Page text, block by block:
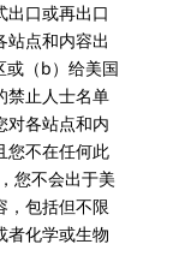
出口或再出口
站点和内容出
或（b）给美国
禁止人士名单
对各站点和内
您不在任何此
您不会出于美
，包括但不限
者化学或生物